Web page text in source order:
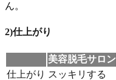
ん。
2)仕上がり
美容脱毛サロン
仕上がり スッキリする